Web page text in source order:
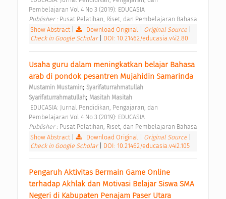
Pembelajaran Vol 4 No 3 (2019): EDUCASIA
Publisher :
Show Abstract
Download Original Original Source
Check in Google Scholar
DOI: 10.21462/educasia.v4i2.80
Usaha guru dalam meningkatkan belajar Bahasa
arab di pondok pesantren Mujahidin Samarinda
Mustamin Mustamin; Syarifaturrahmatullah
Syarifaturrahmatullah; Masitah Masitah
Pembelajaran Vol 4 No 3 (2019): EDUCASIA
Publisher :
Show Abstract
Download Original Original Source
Check in Google Scholar
DOI: 10.21462/educasia.v4i2.105
Pengaruh Aktivitas Bermain Game Online
terhadap Akhlak dan Motivasi Belajar Siswa SMA
Negeri di Kabupaten Penajam Paser Utara